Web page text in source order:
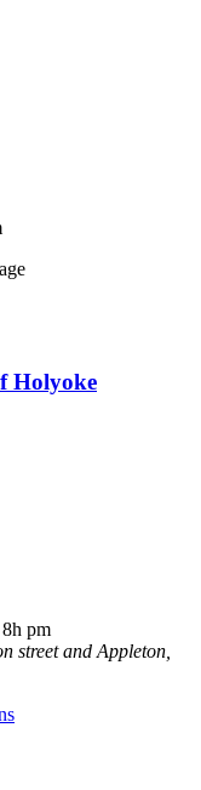
Holyoke
pm
street and Appleton,